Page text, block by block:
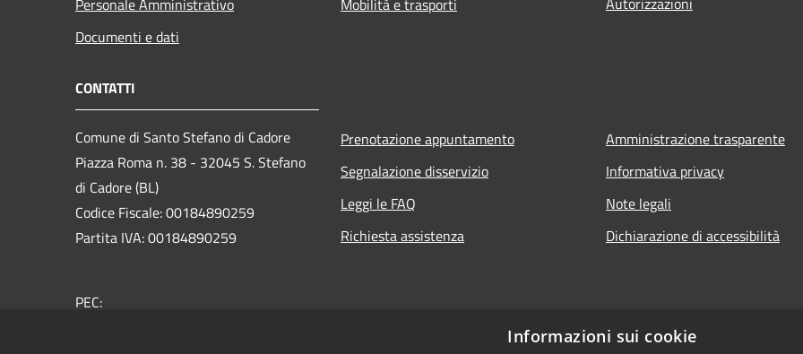
Documenti e dati
CONTATTI
Comune di Santo Stefano di Cadore
Piazza Roma n. 38 - 32045 S. Stefano
di Cadore (BL)
Codice Fiscale: 00184890259
Partita IVA: 00184890259
PEC:
Prenotazione appuntamento
Segnalazione disservizio
Leggi le FAQ
Richiesta assistenza
Amministrazione trasparente
Informativa privacy
Note legali
Dichiarazione di accessibilità
Informazioni sui cookie